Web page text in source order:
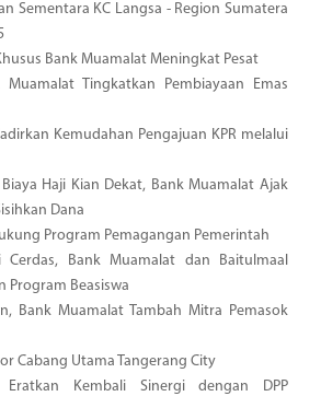
Sementara KC Langsa - Region Sumatera
Bank Muamalat Meningkat Pesat
Tingkatkan Pembiayaan Emas
Kemudahan Pengajuan KPR melalui
Haji Kian Dekat, Bank Muamalat Ajak
Dana
Program Pemagangan Pemerintah
Cerdas, Bank Muamalat dan Baitulmaal
Program Beasiswa
Bank Muamalat Tambah Mitra Pemasok
Cabang Utama Tangerang City
Eratkan Kembali Sinergi dengan DPP